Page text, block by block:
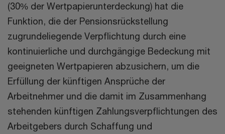
(30% der Wertpapierunterdeckung) hat die
Funktion, die der Pensionsrückstellung
zugrundeliegende Verpflichtung durch eine
kontinuierliche und durchgängige Bedeckung mit
geeigneten Wertpapieren abzusichern, um die
Erfüllung der künftigen Ansprüche der
Arbeitnehmer und die damit im Zusammenhang
stehenden künftigen Zahlungsverpflichtungen des
Arbeitgebers durch Schaffung und